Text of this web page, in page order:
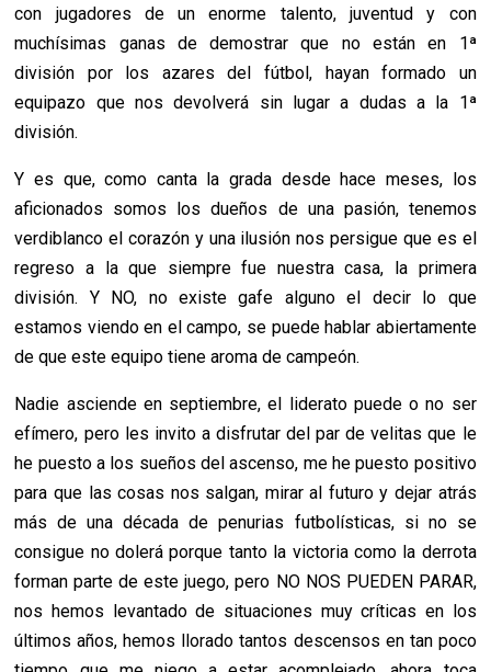
con jugadores de un enorme talento, juventud y con
muchísimas ganas de demostrar que no están en 1ª
división por los azares del fútbol, hayan formado un
equipazo que nos devolverá sin lugar a dudas a la 1ª
división.
Y es que, como canta la grada desde hace meses, los
aficionados somos los dueños de una pasión, tenemos
verdiblanco el corazón y una ilusión nos persigue que es el
regreso a la que siempre fue nuestra casa, la primera
división. Y NO, no existe gafe alguno el decir lo que
estamos viendo en el campo, se puede hablar abiertamente
de que este equipo tiene aroma de campeón.
Nadie asciende en septiembre, el liderato puede o no ser
efímero, pero les invito a disfrutar del par de velitas que le
he puesto a los sueños del ascenso, me he puesto positivo
para que las cosas nos salgan, mirar al futuro y dejar atrás
más de una década de penurias futbolísticas, si no se
consigue no dolerá porque tanto la victoria como la derrota
forman parte de este juego, pero NO NOS PUEDEN PARAR,
nos hemos levantado de situaciones muy críticas en los
últimos años, hemos llorado tantos descensos en tan poco